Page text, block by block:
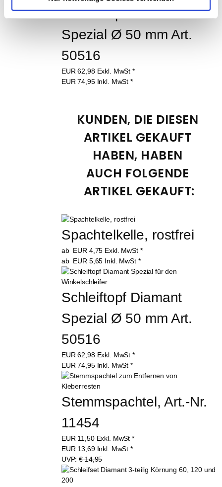
Schleiftopf Diamant
Spezial Ø 50 mm Art.
50516
EUR62,98 Exkl. MwSt *
EUR74,95 Inkl. MwSt *
KUNDEN, DIE DIESEN
ARTIKEL GEKAUFT
HABEN, HABEN
AUCH FOLGENDE
ARTIKEL GEKAUFT:
Spachtelkelle, rostfrei
ab EUR 4,75 Exkl. MwSt *
ab EUR 5,65 Inkl. MwSt *
Schleiftopf Diamant
Spezial Ø 50 mm Art.
50516
EUR62,98 Exkl. MwSt *
EUR74,95 Inkl. MwSt *
Stemmspachtel, Art.-Nr.
11454
EUR 11,50 Exkl. MwSt *
EUR 13,69 Inkl. MwSt *
UVP:€ 14,95